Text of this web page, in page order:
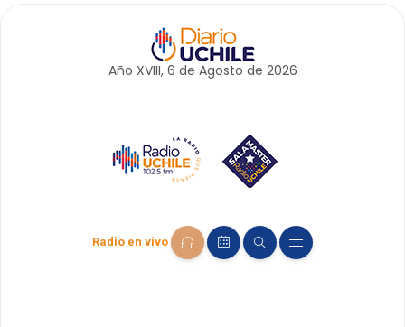
Año XVIII, 6 de Agosto de 2026
Radio en vivo